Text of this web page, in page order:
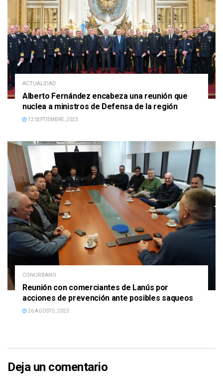
ACTUALIDAD
Alberto Fernández encabeza una reunión que
nuclea a ministros de Defensa de la región
12 SEPTIEMBRE, 2023
CONURBANO
Reunión con comerciantes de Lanús por
acciones de prevención ante posibles saqueos
26 AGOSTO, 2023
Deja un comentario